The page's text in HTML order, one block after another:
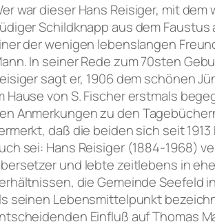
war dieser Hans Reisiger, mit dem
Schildknapp aus dem
der wenigen lebenslangen
In seiner Rede zum 70sten
sagt er, 1906 dem schönen
Hause von S. Fischer erstmals
Anmerkungen zu den
daß die beiden sich seit
sei: Hans Reisiger (1884-1968)
und lebte zeitlebens in
die Gemeinde Seefeld
seinen Lebensmittelpunkt
Einfluß auf Thomas